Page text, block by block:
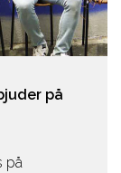
på
på